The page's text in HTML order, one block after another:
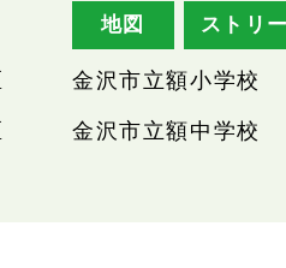
地図 ストリ
金沢市立額小学校
金沢市立額中学校